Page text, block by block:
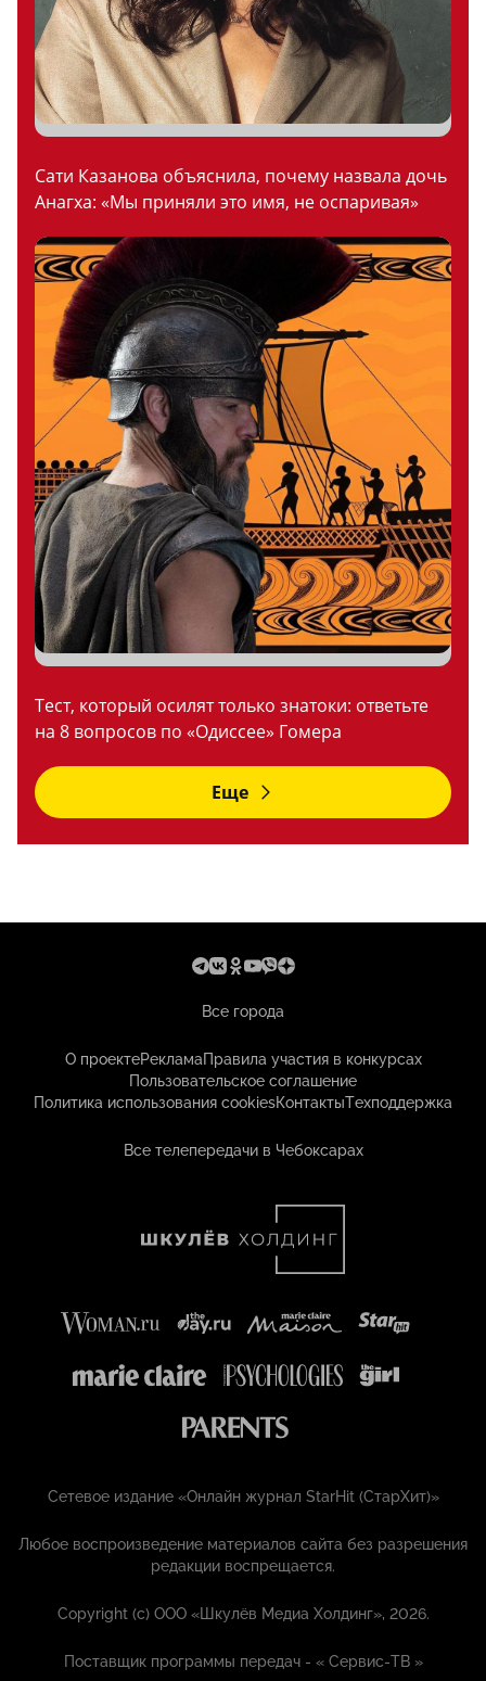
Сати Казанова объяснила, почему назвала дочь
Анагха: «Мы приняли это имя, не оспаривая»
Тест, который осилят только знатоки: ответьте
на 8 вопросов по «Одиссее» Гомера
Еще
Все города
О проектеРекламаПравила участия в конкурсах
Пользовательское соглашение
Политика использования cookiesКонтактыТехподдержка
Все телепередачи в Чебоксарах
Сетевое издание «Онлайн журнал StarHit (СтарХит)»
Любое воспроизведение материалов сайта без разрешения
редакции воспрещается.
Copyright (с) ООО «Шкулёв Медиа Холдинг», 2026.
Поставщик программы передач - «Сервис-ТВ »